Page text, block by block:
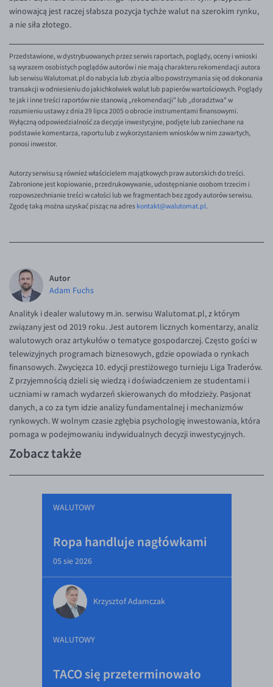
winowajcą jest raczej słabsza pozycja tychże walut na szerokim rynku,
a nie siła złotego.
Przedstawione, w dystrybuowanych przez serwis raportach, poglądy, oceny i wnioski
są wyrazem osobistych poglądów autorów i nie mają charakteru rekomendacji autora
lub serwisu Walutomat.pl do nabycia lub zbycia albo powstrzymania się od dokonania
transakcji w odniesieniu do jakichkolwiek walut lub papierów wartościowych. Poglądy
te jak i inne treści raportów nie stanowią „rekomendacji" lub „doradztwa" w
rozumieniu ustawy z dnia 29 lipca 2005 o obrocie instrumentami finansowymi.
Wyłączną odpowiedzialność za decyzje inwestycyjne, podjęte lub zaniechane na
podstawie komentarza, raportu lub z wykorzystaniem wniosków w nim zawartych,
ponosi inwestor.
Autorzy serwisu są również właścicielem majątkowych praw autorskich do treści.
Zabronione jest kopiowanie, przedrukowywanie, udostępnianie osobom trzecim i
rozpowszechnianie treści w całości lub we fragmentach bez zgody autorów serwisu.
Zgodę taką można uzyskać pisząc na adres kontakt@walutomat.pl.
Autor
Adam Fuchs
Analityk i dealer walutowy m.in. serwisu Walutomat.pl, z którym
związany jest od 2019 roku. Jest autorem licznych komentarzy, analiz
walutowych oraz artykułów o tematyce gospodarczej. Często gości w
telewizyjnych programach biznesowych, gdzie opowiada o rynkach
finansowych. Zwycięzca 10. edycji prestiżowego turnieju Liga Traderów.
Z przyjemnością dzieli się wiedzą i doświadczeniem ze studentami i
uczniami w ramach wydarzeń skierowanych do młodzieży. Pasjonat
danych, a co za tym idzie analizy fundamentalnej i mechanizmów
rynkowych. W wolnym czasie zgłębia psychologię inwestowania, która
pomaga w podejmowaniu indywidualnych decyzji inwestycyjnych.
Zobacz także
WALUTOWY
Ropa handluje nagłówkami
05 sie 2026
Krzysztof Adamczak
WALUTOWY
TACO się przeterminowało